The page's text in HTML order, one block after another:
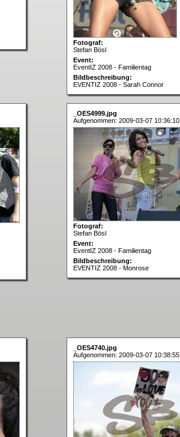
Fotograf:
Stefan Bösl
Event:
EventIZ 2008 - Familientag
Bildbeschreibung:
EVENTIZ 2008 - Sarah Connor
_OES4999.jpg
Aufgenommen: 2009-03-07 10:36:10
Fotograf:
Stefan Bösl
Event:
EventIZ 2008 - Familientag
Bildbeschreibung:
EVENTIZ 2008 - Monrose
_OES4740.jpg
Aufgenommen: 2009-03-07 10:38:55